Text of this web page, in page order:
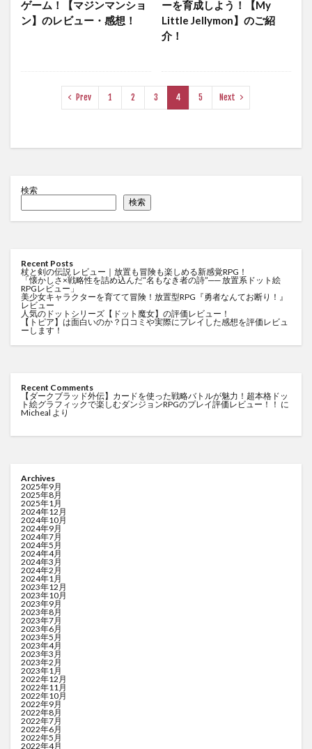
ゲーム！【マジンマンショ
ン】のレビュー・感想！
ーを育成しよう！【My
Little Jellymon】のご紹
介！
Prev 1 2 3 4 5 Next
検索
検索
Recent Posts
杖と剣の伝説 レビュー｜放置も冒険も楽しめる新感覚RPG！
「懐かしさ×戦略性を詰め込んだ“名もなき者の詩”── 放置系ドット絵
RPGレビュー」
美少女キャラクターを育てて冒険！放置型RPG『勇者なんてお断り！』
レビュー
人気のドットシリーズ【ドット魔女】の評価レビュー！
【トピア】は面白いのか？口コミや実際にプレイした感想を評価レビュ
ーします！
Recent Comments
【ダークブラッド外伝】カードを使った戦略バトルが魅力！超本格ドッ
ト絵グラフィックで楽しむダンジョンRPGのプレイ評価レビュー！！ に
Micheal より
Archives
2025年9月
2025年8月
2025年1月
2024年12月
2024年10月
2024年9月
2024年7月
2024年5月
2024年4月
2024年3月
2024年2月
2024年1月
2023年12月
2023年10月
2023年9月
2023年8月
2023年7月
2023年6月
2023年5月
2023年4月
2023年3月
2023年2月
2023年1月
2022年12月
2022年11月
2022年10月
2022年9月
2022年8月
2022年7月
2022年6月
2022年5月
2022年4月